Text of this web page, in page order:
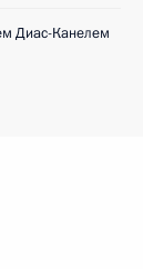
Диас-Канелем